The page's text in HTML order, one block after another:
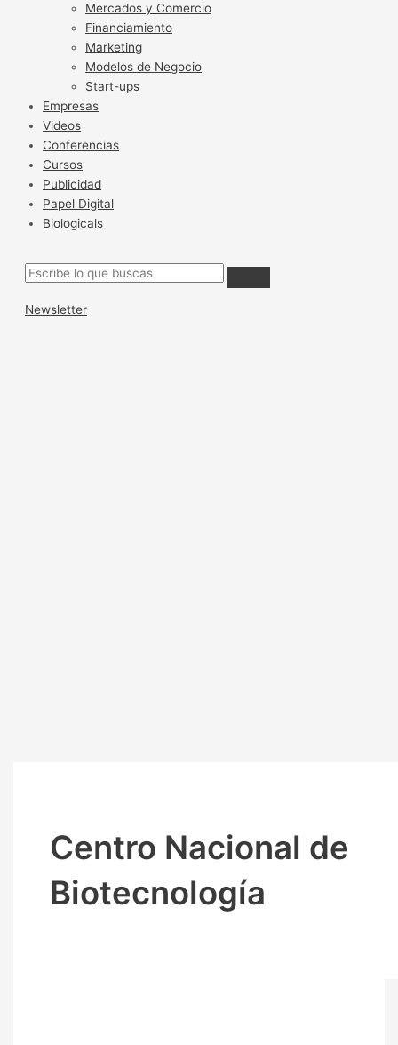
Mercados y Comercio
Financiamiento
Marketing
Modelos de Negocio
Start-ups
Empresas
Videos
Conferencias
Cursos
Publicidad
Papel Digital
Biologicals
Newsletter
Centro Nacional de
Biotecnología